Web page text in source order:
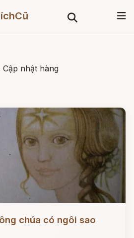
Cập nhật hàng
chúa có ngôi sao